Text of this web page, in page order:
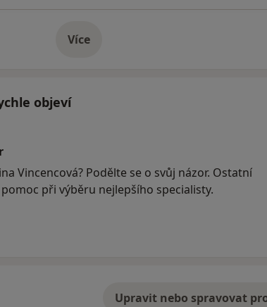
Víceo adrese
objeví
Vincencová? Podělte se o svůj názor. Ostatní
při výběru nejlepšího specialisty.
Upravit nebo spravovat